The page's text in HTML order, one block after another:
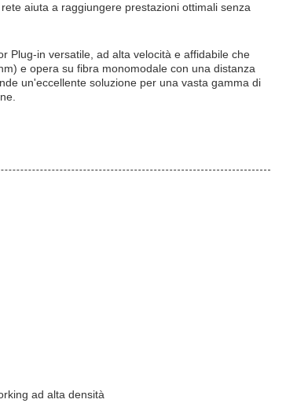
aiuta a raggiungere prestazioni ottimali senza
Plug-in versatile, ad alta velocità e affidabile che
e opera su fibra monomodale con una distanza
un'eccellente soluzione per una vasta gamma di
ad alta densità